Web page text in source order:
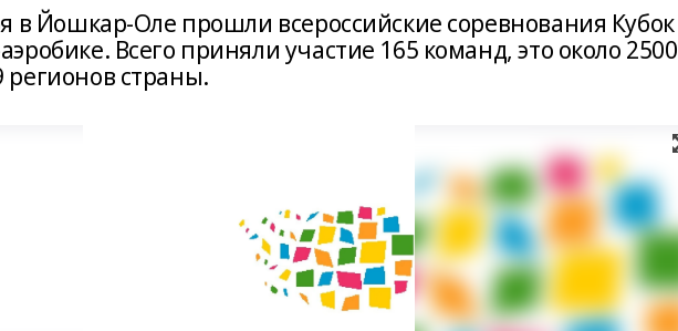
в Йошкар-Оле прошли всероссийские соревнования Кубок
Всего приняли участие 165 команд, это около 2500
регионов страны.